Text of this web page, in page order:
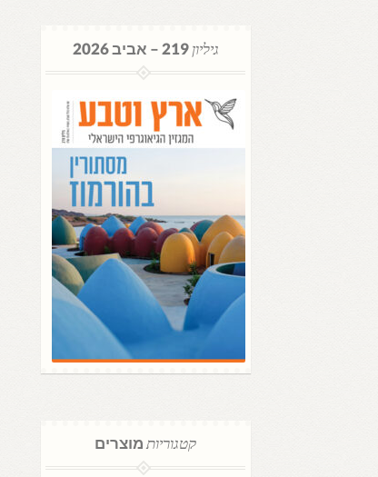
גיליון219 – אביב 2026
קטגוריותמוצרים